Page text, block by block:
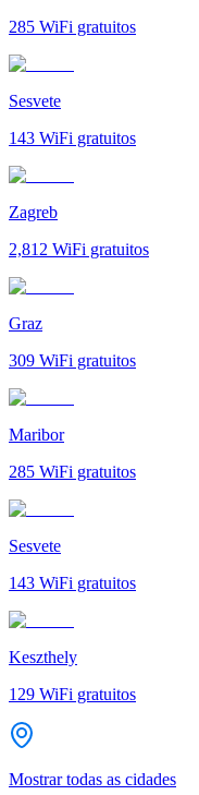
285 WiFi gratuitos
Sesvete
143 WiFi gratuitos
Zagreb
2,812 WiFi gratuitos
Graz
309 WiFi gratuitos
Maribor
285 WiFi gratuitos
Sesvete
143 WiFi gratuitos
Keszthely
129 WiFi gratuitos
Mostrar todas as cidades